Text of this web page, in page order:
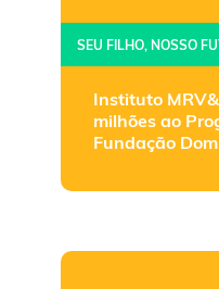
SEU FILHO, NOSSO
Instituto
milhões ao
Fundação